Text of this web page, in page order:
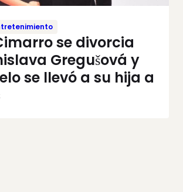
se divorcia
Gregušová y
se llevó a su hija a